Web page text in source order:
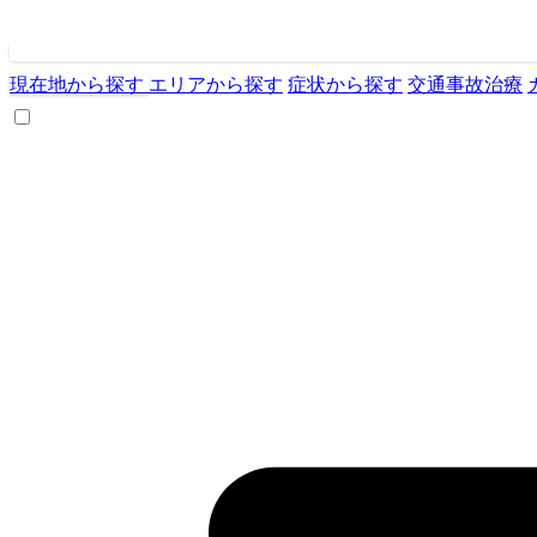
現在地から探す エリアから探す 症状から探す 交通事故治療